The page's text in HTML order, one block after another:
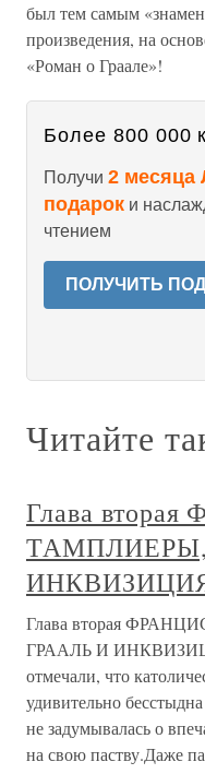
был тем самым
произведения, на
«Роман о Граале»!
Более 800 000
Получи 2 месяца
подарок и
чтением
ПОЛУЧИТЬ
Читайте
Глава
Глава вторая
ГРААЛЬ И
отмечали, что
удивительно
не задумывалась о
на свою паству.Даже